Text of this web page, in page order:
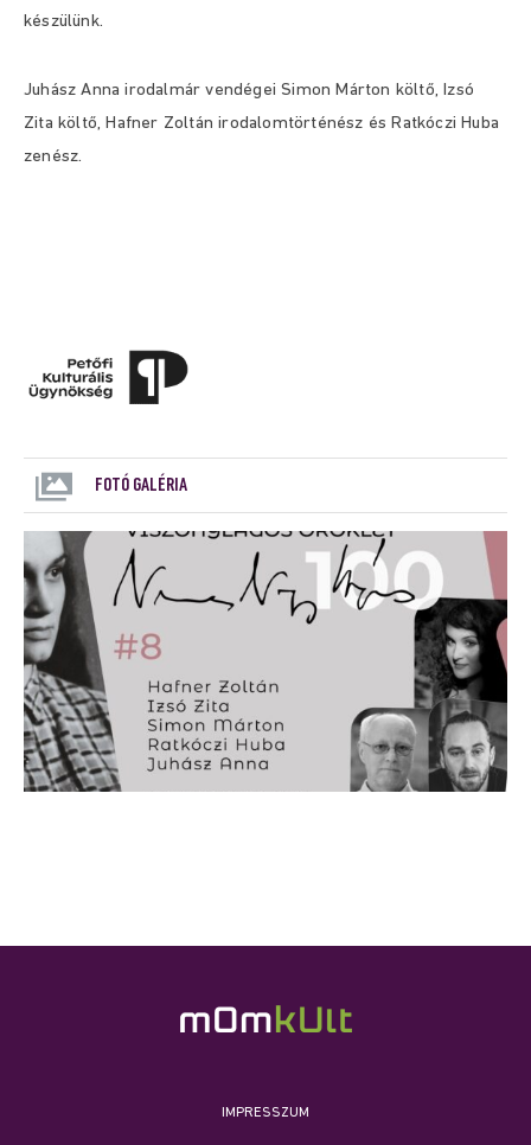
készülünk.
Juhász Anna irodalmár vendégei Simon Márton költő, Izsó
Zita költő, Hafner Zoltán irodalomtörténész és Ratkóczi Huba
zenész.
FOTÓ GALÉRIA
IMPRESSZUM